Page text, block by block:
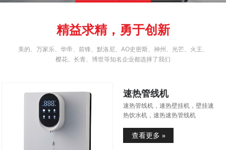
1 2 3
精益求精，勇于创新
美的、万家乐、华帝、前锋、默洛尼、AO史密斯、神州、光芒、火王、
樱花、长青、博世等知名企业都选择了我们
速热管线机
速热管线机，速热壁挂机，壁挂速
热饮水机，速热速热管线机
查看更多 »